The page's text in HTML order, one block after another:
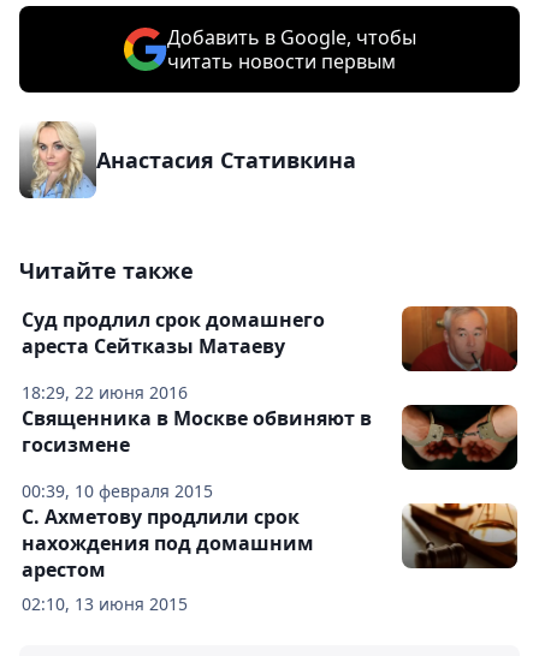
Добавить в Google, чтобы
читать новости первым
Анастасия Стативкина
Читайте также
18:29, 22 июня 2016
Суд продлил срок домашнего
ареста Сейтказы Матаеву
00:39, 10 февраля 2015
Священника в Москве обвиняют в
госизмене
02:10, 13 июня 2015
С. Ахметову продлили срок
нахождения под домашним
арестом